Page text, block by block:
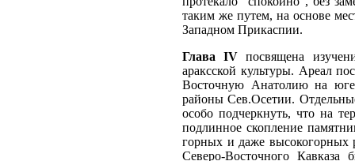
таким же путем, на основе
Западном Прикаспии.
Глава IV посвящена
араксской культуры. Ареал
Восточную Анатолию на юге
районы Сев.Осетии.
особо подчеркнуть, что на
подлинное скопление
горных и даже высокогорных
Северо-Восточного Кавказа